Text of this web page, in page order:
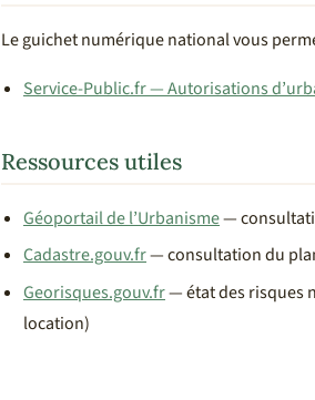
Le guichet numérique national vous
Service-Public.fr — Autorisations
Ressources utiles
Géoportail de l’Urbanisme—
Cadastre.gouv.fr— consultation du
Georisques.gouv.fr— état des risques
location)